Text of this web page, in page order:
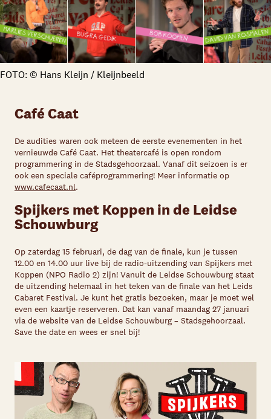
FOTO: © Hans Kleijn / Kleijnbeeld
Café Caat
De audities waren ook meteen de eerste evenementen in het
vernieuwde Café Caat. Het theatercafé is open rondom
programmering in de Stadsgehoorzaal. Vanaf dit seizoen is er
ook een speciale caféprogrammering! Meer informatie op
www.cafecaat.nl.
Spijkers met Koppen in de Leidse
Schouwburg
Op zaterdag 15 februari, de dag van de finale, kun je tussen
12.00 en 14.00 uur live bij de radio-uitzending van Spijkers met
Koppen (NPO Radio 2) zijn! Vanuit de Leidse Schouwburg staat
de uitzending helemaal in het teken van de finale van het Leids
Cabaret Festival. Je kunt het gratis bezoeken, maar je moet wel
even een kaartje reserveren. Dat kan vanaf maandag 27 januari
via de website van de Leidse Schouwburg – Stadsgehoorzaal.
Save the date en wees er snel bij!